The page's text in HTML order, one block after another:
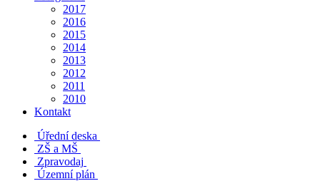
2017
2016
2015
2014
2013
2012
2011
2010
Kontakt
Úřední deska
ZŠ a MŠ
Zpravodaj
Územní plán